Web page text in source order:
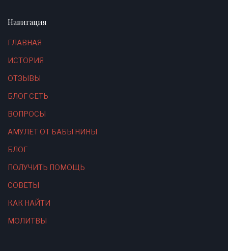
Навигация
ГЛАВНАЯ
ИСТОРИЯ
ОТЗЫВЫ
БЛОГ СЕТЬ
ВОПРОСЫ
АМУЛЕТ ОТ БАБЫ НИНЫ
БЛОГ
ПОЛУЧИТЬ ПОМОЩЬ
СОВЕТЫ
КАК НАЙТИ
МОЛИТВЫ